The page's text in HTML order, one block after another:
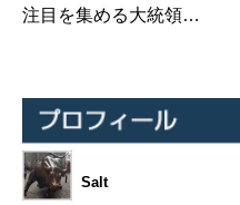
注目を集める大統領…
Salt